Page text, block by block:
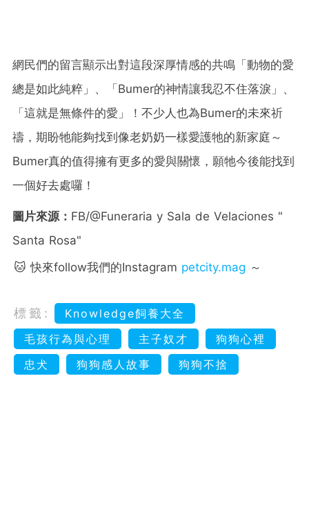
網民們的留言顯示出對這段深厚情感的共鳴「動物的愛
總是如此純粹」、「Bumer的神情讓我忍不住落淚」、
「這就是無條件的愛」！不少人也為Bumer的未來祈
禱，期盼牠能夠找到像老奶奶一樣愛護牠的新家庭～
Bumer真的值得擁有更多的愛與關懷，願牠今後能找到
一個好去處囉！
圖片來源： FB/@Funeraria y Sala de Velaciones "
Santa Rosa"
🐱 快來follow我們的Instagram petcity.mag ～
標籤:
Knowledge飼養大全
毛孩行為與心理
主子奴才
狗狗心裡
忠犬
狗狗感人故事 狗狗不捨